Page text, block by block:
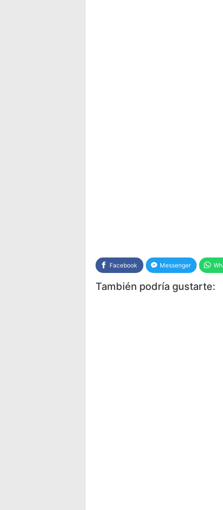
Facebook Messenger
También podría gustarte: